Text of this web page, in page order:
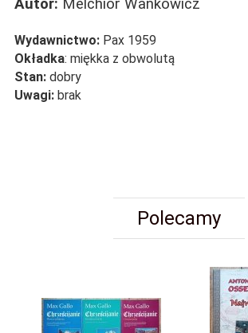
Autor: Melchior Wańkowicz
Wydawnictwo: Pax 1959
Okładka: miękka z obwolutą
Stan: dobry
Uwagi: brak
Polecamy